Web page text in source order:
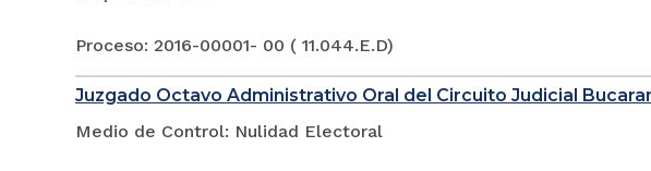
Proceso: 2016-00001- 00 ( 11.044.E.D)
Juzgado Octavo Administrativo Oral del Circuito Judicial
Medio de Control: Nulidad Electoral